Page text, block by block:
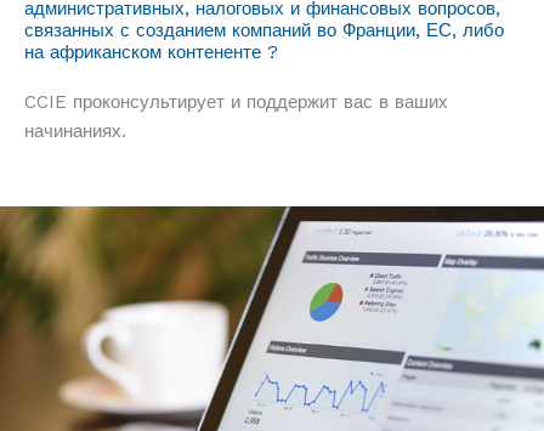
административных, налоговых и финансовых вопросов,
связанных с созданием компаний во Франции, ЕС, либо
на африканском контененте ?
CCIE проконсультирует и поддержит вас в ваших
начинаниях.